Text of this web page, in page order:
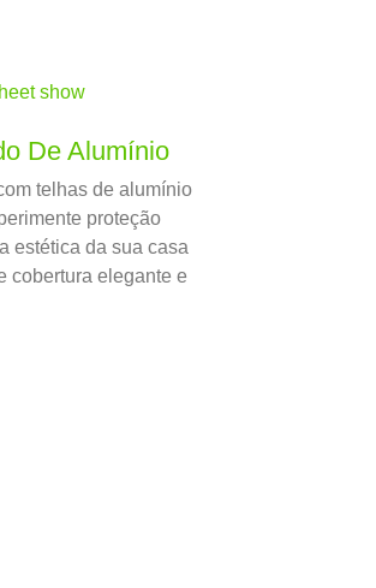
De Alumínio
telhas de alumínio
proteção
estética da sua casa
cobertura elegante e